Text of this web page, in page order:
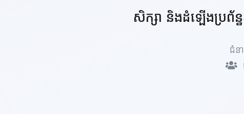
សិក្សា និងដំឡើងប្រព័
ជំន